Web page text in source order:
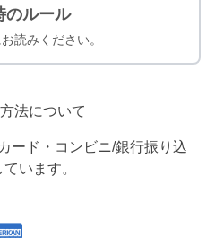
のルール
読みください。
法について
ード・コンビニ/銀行振り込
います。